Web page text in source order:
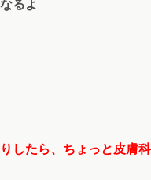
るよ
したら、ちょっと皮膚科